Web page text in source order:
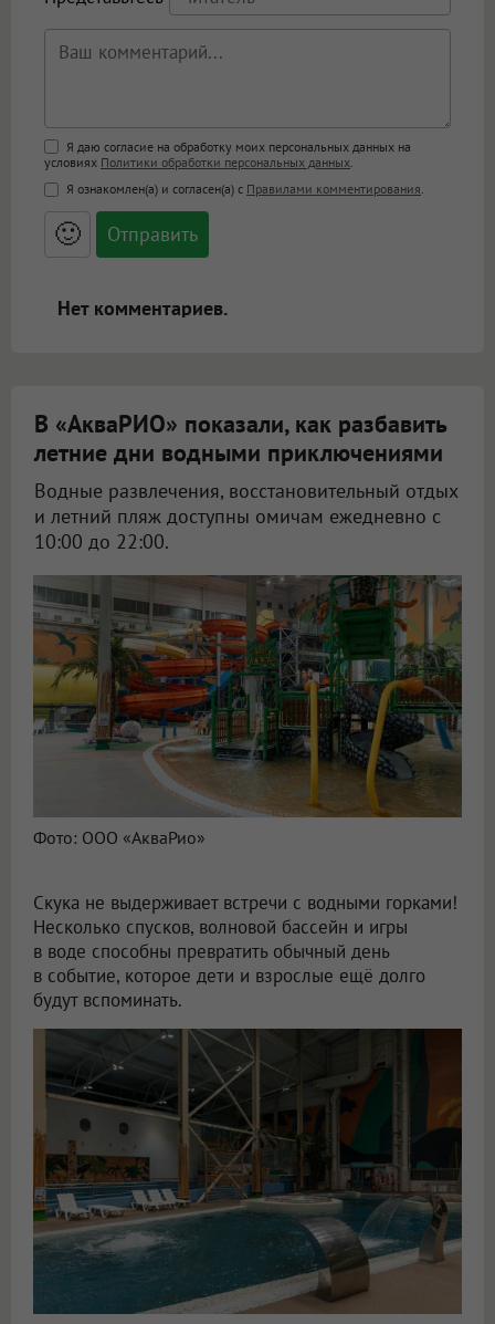
Поддержка HTML
<b>, <strong>, <u>, <i>, <em>, <s>, <big>,
<small>, <sup>, <sub>, <pre>, <ul>, <ol>, <li>,
<blockquote>, <code> экранирует HTML,
адреса URL автоматически становятся
ссылками, и [img]адрес[/img] будет
Я даю согласие на обработку моих персональных данных на
условиях Политики обработки персональных данных.
Я ознакомлен(а) и согласен(а) с Правилами комментирования.
🙂
Нет комментариев.
В «АкваРИО» показали, как разбавить
летние дни водными приключениями
Водные развлечения, восстановительный отдых
и летний пляж доступны омичам ежедневно с
10:00 до 22:00.
Фото: ООО «АкваРио»
Скука не выдерживает встречи с водными горками!
Несколько спусков, волновой бассейн и игры
в воде способны превратить обычный день
в событие, которое дети и взрослые ещё долго
будут вспоминать.